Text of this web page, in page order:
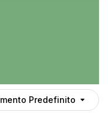
Predefinito